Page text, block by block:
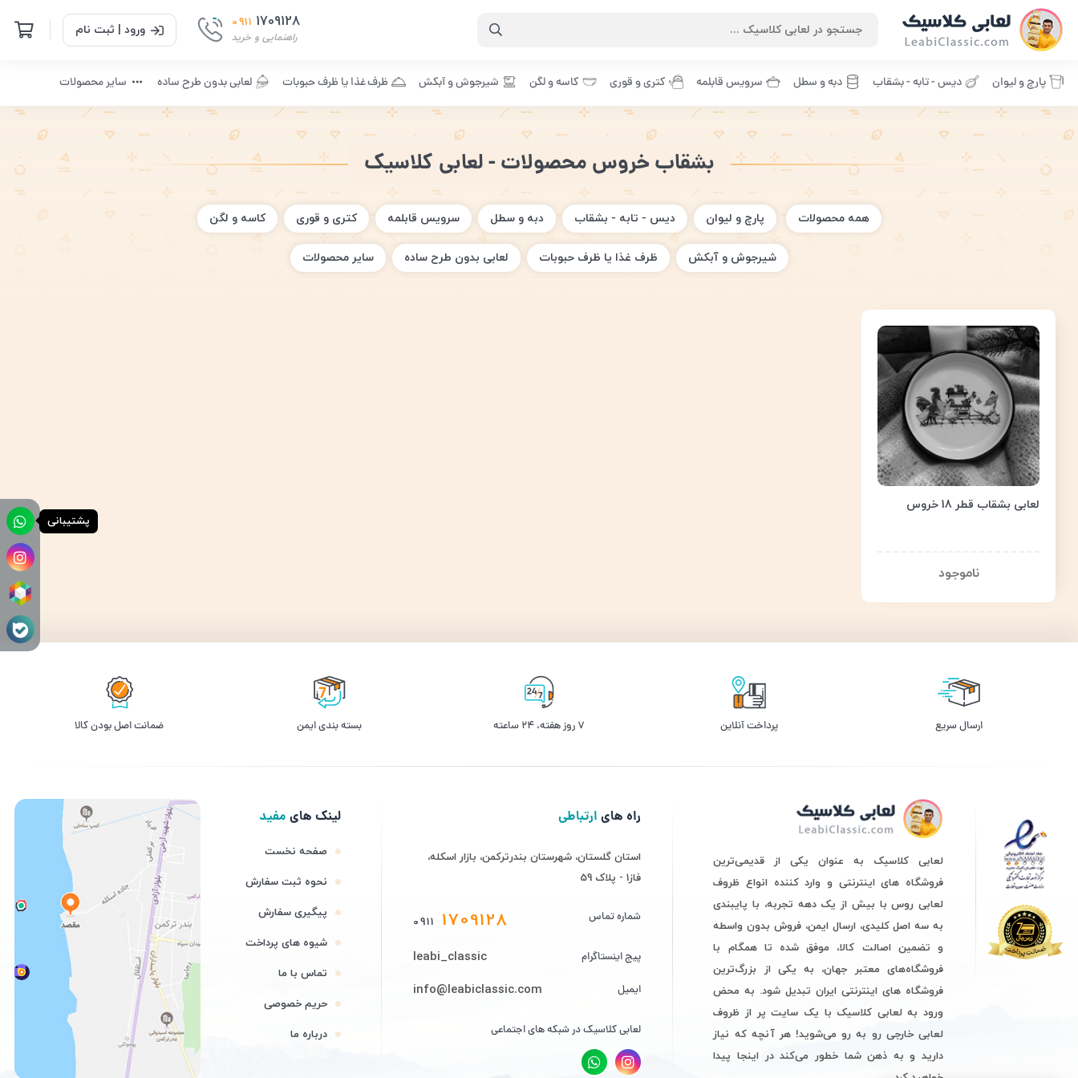
0911 1709128
راهنمایی و خرید ورود | ثبت نام
پارچ و لیوان دیس - تابه - بشقاب دبه و سطل سرویس قابلمه کتری و قوری کاسه و لگن شیرجوش و آبکش ظرف غذا یا ظرف حبوبات لعابی بدون طرح ساده سایر محصولات
بشقاب خروس محصولات - لعابی کلاسیک
همه محصولات پارچ و لیوان دیس - تابه - بشقاب دبه و سطل سرویس قابلمه کتری و قوری کاسه و لگن
شیرجوش و آبکش ظرف غذا یا ظرف حبوبات لعابی بدون طرح ساده سایر محصولات
لعابی بشقاب قطر 18 خروس
پشتیبانی
ارسال سریع پرداخت آنلاین ۷ روز ﻫﻔﺘﻪ، ۲۴ ﺳﺎﻋﺘﻪ بسته بندی ایمن ﺿﻤﺎﻧﺖ اﺻﻞ ﺑﻮدن ﮐﺎﻟﺎ
لعابی کلاسیک به عنوان یکی از قدیمی‌ترین
فروشگاه های اینترنتی و وارد کننده انواع ظروف
لعابی روس با بیش از یک دهه تجربه، با پایبندی
به سه اصل کلیدی، ارسال ایمن، فروش بدون واسطه
و تضمین اصالت کالا، موفق شده تا همگام با
فروشگاه‌های معتبر جهان، به یکی از بزرگ‌ترین
فروشگاه های اینترنتی ایران تبدیل شود. به محض
ورود به لعابی کلاسیک با یک سایت پر از ظروف
لعابی خارجی رو به رو می‌شوید! هر آنچه که نیاز
دارید و به ذهن شما خطور می‌کند در اینجا پیدا
راه هایارتباطی
استان گلستان، شهرستان بندرترکمن، بازار اسکله،
فاز1 - پلاک 59
شماره تماس 0911 1709128
پیج اینستاگرام leabi_classic
ایمیل info@leabiclassic.com
لعابی کلاسیک در شبکه های اجتماعی
لینک های مفید
صفحه نخست
نحوه ثبت سفارش
پیگیری سفارش
شیوه های پرداخت
تماس با ما
حریم خصوصی
درباره ما